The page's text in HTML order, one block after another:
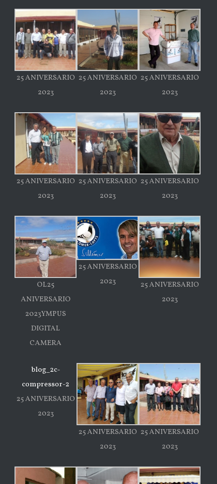
25 ANIVERSARIO
2023
25 ANIVERSARIO
2023
25 ANIVERSARIO
2023
25 ANIVERSARIO
2023
25 ANIVERSARIO
2023
25 ANIVERSARIO
2023
OL25
ANIVERSARIO
2023YMPUS
DIGITAL
CAMERA
25 ANIVERSARIO
2023
25 ANIVERSARIO
2023
blog_2c-
compressor-2
25 ANIVERSARIO
2023
25 ANIVERSARIO
2023
25 ANIVERSARIO
2023